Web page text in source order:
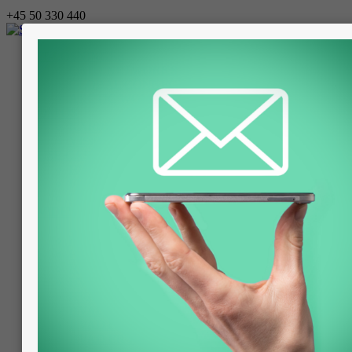
+45 50 330 440
ARCTIC WOLF
VISION, MISSION, VÆRDIER
HOYER MOTORS
CABINPLANT
VIDENSCENTER
HVAD ER SASE?
HVAD ER DLP?
HVAD ER SD-WAN?
HVAD ER IPS?
HVAD ER XDR?
HVAD ER ENDPOINT PROTECTION?